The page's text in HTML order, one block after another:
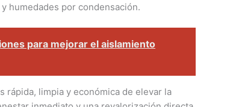
humedades por condensación.
para mejorar el aislamiento
rápida, limpia y económica de elevar la